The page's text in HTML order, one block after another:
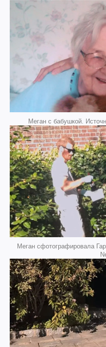
Меган с бабушкой.
Меган сфотографировала